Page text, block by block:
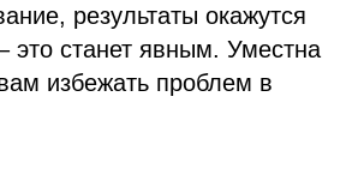
результаты окажутся
это станет явным. Уместна
избежать проблем в